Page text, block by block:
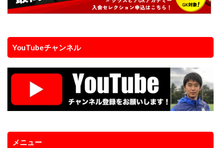
YouTubeチャンネル
メニュー